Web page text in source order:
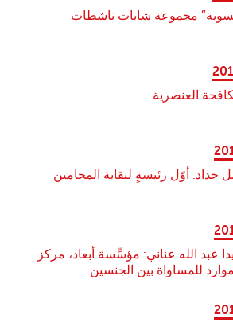
مجموعة شابات ناشطات
العنصرية
حداد: أوّل رئيسةٍ لنقابة المحامين
عبد الله عناني: مؤسِّسة أبعاد، مركز
للمساواة بين الجنسين